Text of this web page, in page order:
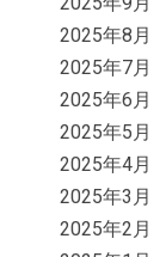
2025年8月
2025年7月
2025年6月
2025年5月
2025年4月
2025年3月
2025年2月